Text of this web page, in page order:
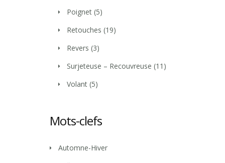
Poignet (5)
Retouches (19)
Revers (3)
Surjeteuse – Recouvreuse (11)
Volant (5)
Mots-clefs
Automne-Hiver